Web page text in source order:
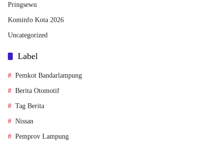
Pringsewu
Kominfo Kota 2026
Uncategorized
Label
Pemkot Bandarlampung
Berita Otomotif
Tag Berita
Nissan
Pemprov Lampung